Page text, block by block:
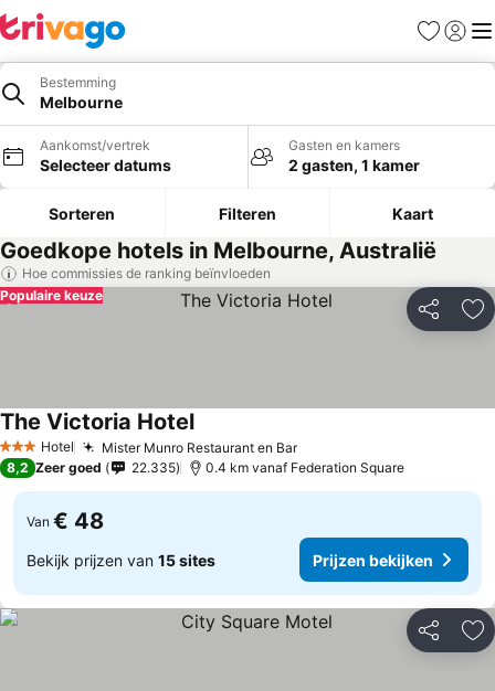
Favorieten
Bestemming
Melbourne
Aankomst/vertrek
Selecteer datums
Gasten en kamers
2 gasten, 1 kamer
Sorteren Filteren Kaart
Goedkope hotels in Melbourne, Australië
Hoe commissies de ranking beïnvloeden
Delen
Populaire keuze
3 SterrenHotel Mister Munro Restaurant en Bar
The Victoria Hotel
8,2 Zeer goed 22.335 0.4 km vanaf Federation Square
Van € 48
Bekijk prijzen van 15 sites Prijzen bekijken
Delen